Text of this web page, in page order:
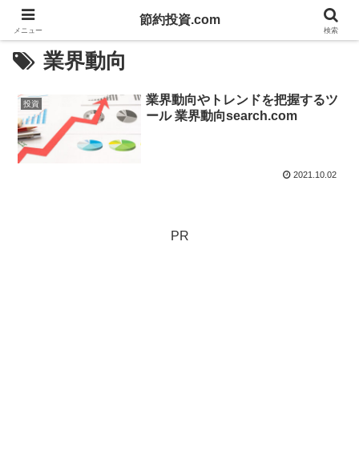
業界動向
投資
業界動向やトレンドを把握するツ
ール 業界動向search.com
2021.10.02
PR
メニュー
節約投資.com
検索